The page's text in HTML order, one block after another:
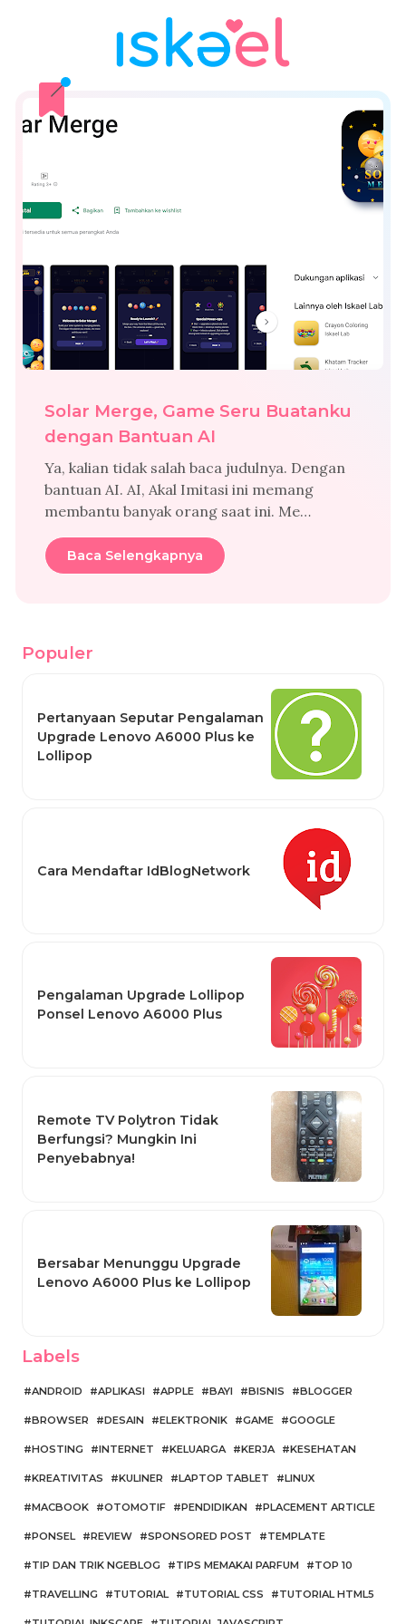
Solar Merge, Game Seru Buatanku
dengan Bantuan AI
Ya, kalian tidak salah baca judulnya. Dengan
bantuan AI. AI, Akal Imitasi ini memang
membantu banyak orang saat ini. Me…
Baca Selengkapnya
Populer
Pertanyaan Seputar Pengalaman
Upgrade Lenovo A6000 Plus ke
Lollipop
Cara Mendaftar IdBlogNetwork
Pengalaman Upgrade Lollipop
Ponsel Lenovo A6000 Plus
Remote TV Polytron Tidak
Berfungsi? Mungkin Ini
Penyebabnya!
Bersabar Menunggu Upgrade
Lenovo A6000 Plus ke Lollipop
Labels
ANDROID APLIKASI APPLE BAYI BISNIS BLOGGER
BROWSER DESAIN ELEKTRONIK GAME GOOGLE
HOSTING INTERNET KELUARGA KERJA KESEHATAN
KREATIVITAS KULINER LAPTOP TABLET LINUX
MACBOOK OTOMOTIF PENDIDIKAN PLACEMENT ARTICLE
PONSEL REVIEW SPONSORED POST TEMPLATE
TIP DAN TRIK NGEBLOG TIPS MEMAKAI PARFUM TOP 10
TRAVELLING TUTORIAL TUTORIAL CSS TUTORIAL HTML5